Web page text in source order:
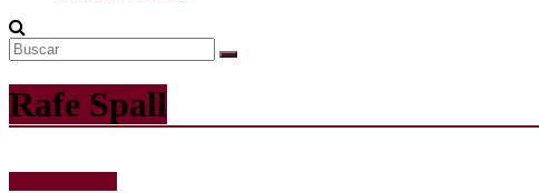
Rafe Spall